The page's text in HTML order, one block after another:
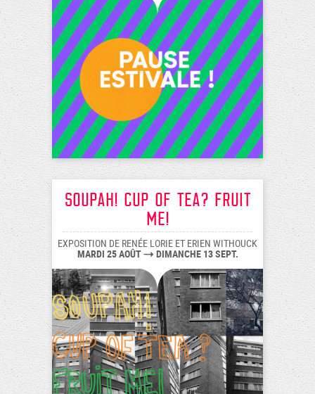
Soupah! Cup of tea? Fruit
me!
EXPOSITION DE RENÉE LORIE ET ERIEN WITHOUCK
MARDI 25 AOÛT DIMANCHE 13 SEPT.